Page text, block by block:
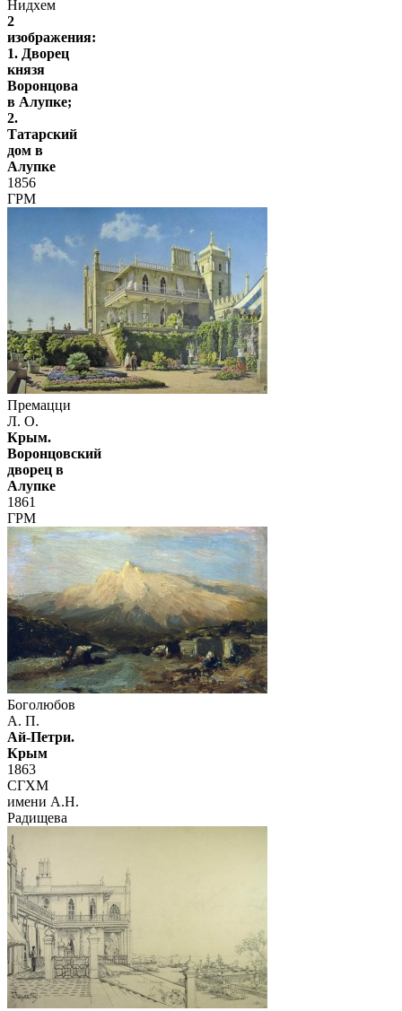
Нидхем
2
изображения:
1. Дворец
князя
Воронцова
в Алупке;
2.
Татарский
дом в
Алупке
1856
ГРМ
Премацци
Л. О.
Крым.
Воронцовский
дворец в
Алупке
1861
ГРМ
Боголюбов
А. П.
Ай-Петри.
Крым
1863
СГХМ
имени А.Н.
Радищева